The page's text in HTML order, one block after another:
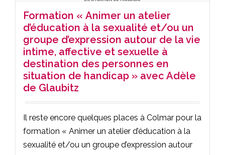
Formation « Animer un atelier
d’éducation à la sexualité et/ou un
groupe d’expression autour de la vie
intime, affective et sexuelle à
destination des personnes en
situation de handicap » avec Adèle
de Glaubitz
Il reste encore quelques places à Colmar pour la
formation « Animer un atelier d’éducation à la
sexualité et/ou un groupe d’expression autour